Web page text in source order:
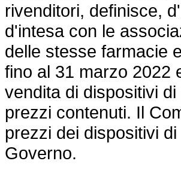
rivenditori, definisce,
d'intesa con le
delle stesse farmacie
fino al 31 marzo 2022
vendita di dispositivi
prezzi contenuti. Il
prezzi dei dispositivi
Governo.